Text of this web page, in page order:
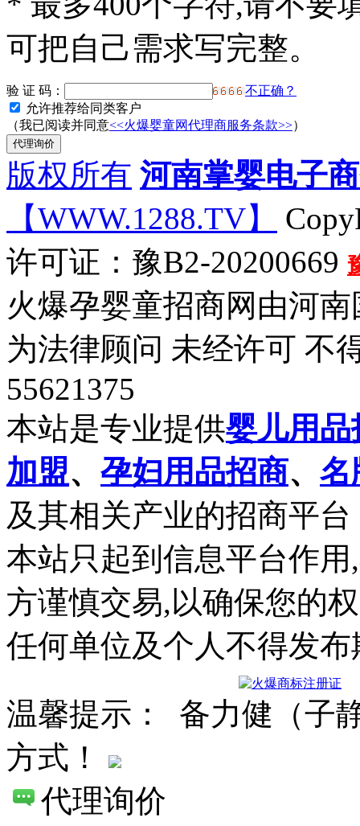
可把自己需求写完整。
验 证 码：
不正确？
允许推荐给同类客户
（我已阅读并同意<<火爆婴童网代理商服务条款>>）
版权所有 河南掌婴电子
【WWW.1288.TV】
许可证：豫B2-20200669
火爆孕婴童招商网由河
为法律顾问 未经许可 不
55621375
本站是专业提供婴儿用品
加盟、 孕妇用品招商、 名
及其相关产业的招商平台
本站只起到信息平台作
方谨慎交易,以确保您的
任何单位及个人不得发
温馨提示： 备力健（子
方式！
代理询价